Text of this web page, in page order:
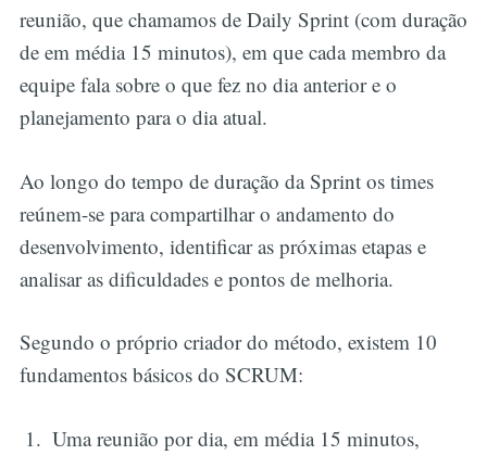
reunião, que chamamos de Daily Sprint (com duração
de em média 15 minutos), em que cada membro da
equipe fala sobre o que fez no dia anterior e o
planejamento para o dia atual.
Ao longo do tempo de duração da Sprint os times
reúnem-se para compartilhar o andamento do
desenvolvimento, identificar as próximas etapas e
analisar as dificuldades e pontos de melhoria.
Segundo o próprio criador do método, existem 10
fundamentos básicos do SCRUM:
Uma reunião por dia, em média 15 minutos,